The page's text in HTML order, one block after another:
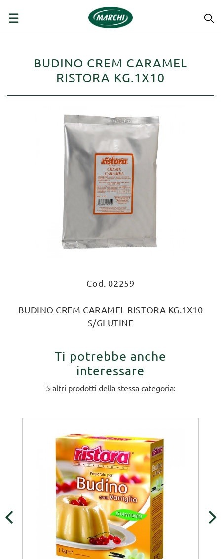
navigazione
☰
BUDINO CREM CARAMEL
RISTORA KG.1X10
Cod. 02259
BUDINO CREM CARAMEL RISTORA KG.1X10
S/GLUTINE
Ti potrebbe anche
interessare
5 altri prodotti della stessa categoria: